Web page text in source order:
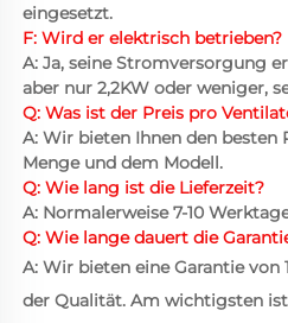
eingesetzt.
F: Wird er elektrisch betrieben?
A: Ja, seine Stromversorgung
aber nur 2,2KW oder weniger,
Q: Was ist der Preis pro
A: Wir bieten Ihnen den besten
Menge und dem Modell.
Q: Wie lang ist die Lieferzeit?
A: Normalerweise 7-10
Q: Wie lange dauert die
A: Wir bieten eine Garantie von
der Qualität. Am wichtigsten